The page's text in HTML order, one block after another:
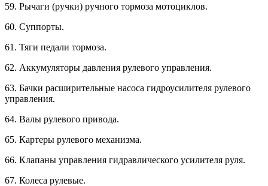
59. Рычаги (ручки) ручного тормоза мотоциклов.
60. Суппорты.
61. Тяги педали тормоза.
62. Аккумуляторы давления рулевого управления.
63. Бачки расширительные насоса гидроусилителя рулевого
управления.
64. Валы рулевого привода.
65. Картеры рулевого механизма.
66. Клапаны управления гидравлического усилителя руля.
67. Колеса рулевые.